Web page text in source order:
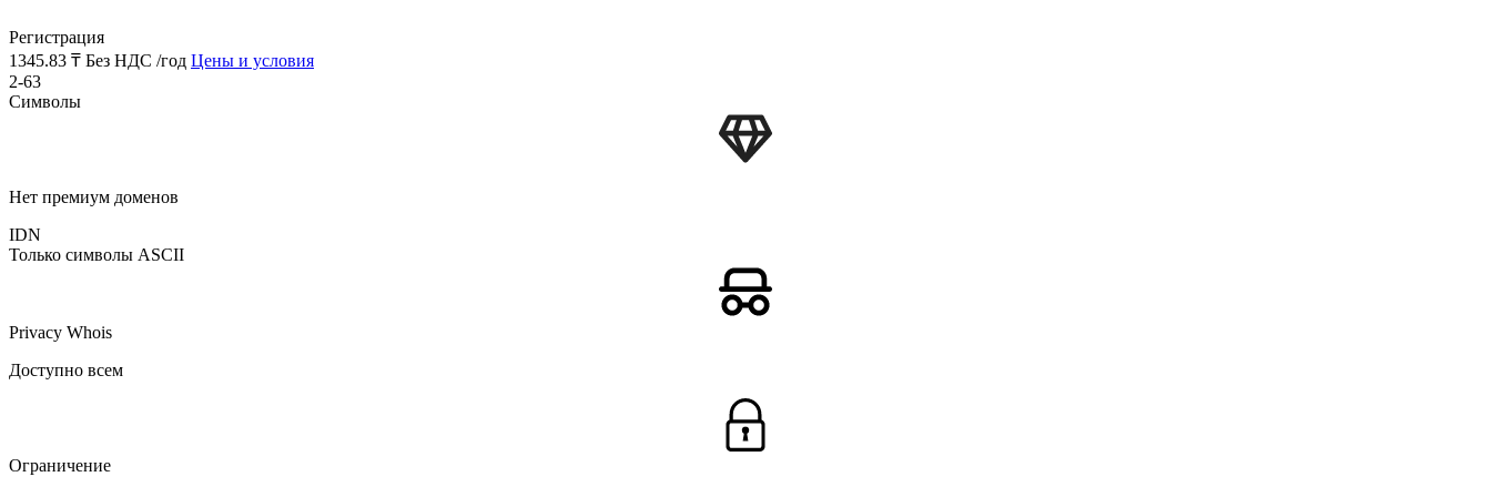
Регистрация
1345.83 ₸ Без НДС /год Цены и условия
2-63
Символы
Нет премиум доменов
IDN
Только символы ASCII
Privacy Whois
Доступно всем
Ограничение